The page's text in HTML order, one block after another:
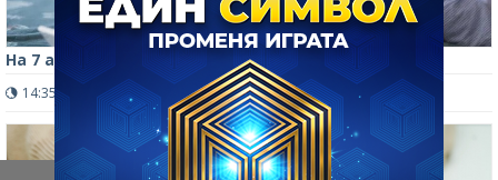
На 7 август започва изплащането на пенсиите
14:35 ч. 204 0